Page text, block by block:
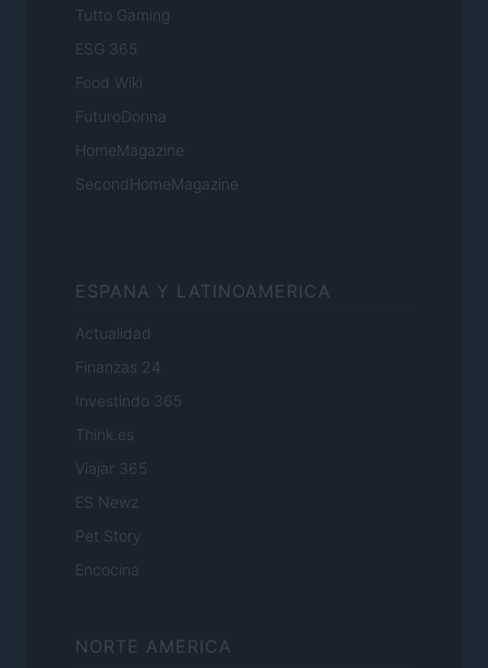
Tutto Gaming
ESG 365
Food Wiki
FuturoDonna
HomeMagazine
SecondHomeMagazine
ESPANA Y LATINOAMERICA
Actualidad
Finanzas 24
Investindo 365
Think.es
Viajar 365
ES Newz
Pet Story
Encocina
NORTE AMERICA